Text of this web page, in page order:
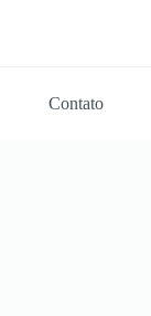
Contato